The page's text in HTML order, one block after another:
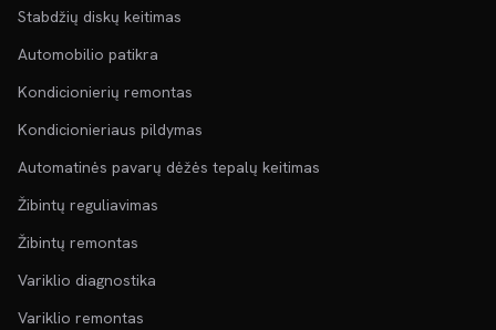
Stabdžių diskų keitimas
Automobilio patikra
Kondicionierių remontas
Kondicionieriaus pildymas
Automatinės pavarų dėžės tepalų keitimas
Žibintų reguliavimas
Žibintų remontas
Variklio diagnostika
Variklio remontas